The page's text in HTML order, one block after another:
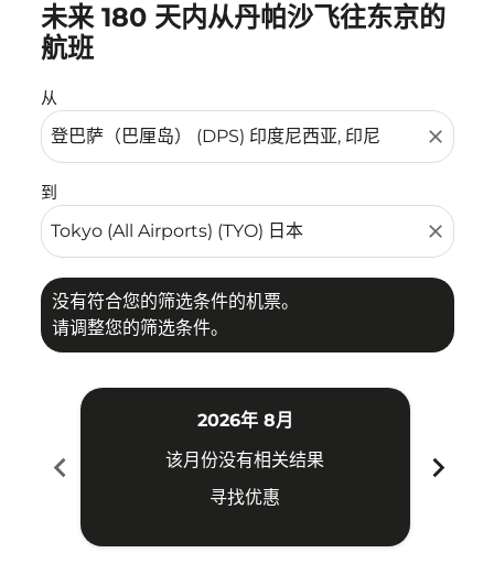
未来 180 天内从丹帕沙飞往东京的
航班
从
close
到
close
没有符合您的筛选条件的机票。
请调整您的筛选条件。
没有符合您的筛选条件的机票。请调整您的筛选条件。
chevron_left
2026年 8月
该月份没有相关结果
寻找优惠
chevron_right